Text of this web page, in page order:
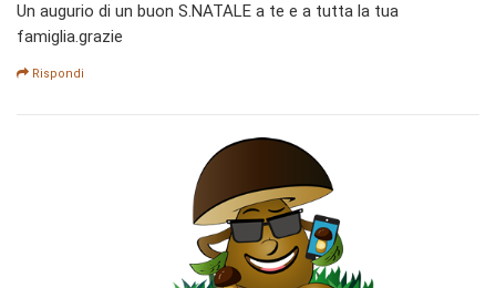
Un augurio di un buon S.NATALE a te e a tutta la tua
famiglia.grazie
Rispondi